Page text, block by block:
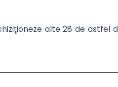
alte 28 de